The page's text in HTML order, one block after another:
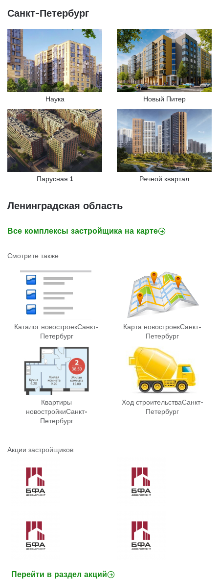
Санкт-Петербург
Наука Новый Питер
Парусная 1 Речной квартал
Ленинградская область
Все комплексы застройщика на карте
Смотрите также
Каталог новостроекСанкт-
Петербург
Карта новостроекСанкт-
Петербург
Квартиры
новостройкиСанкт-
Петербург
Ход строительстваСанкт-
Петербург
Акции застройщиков
Перейти в раздел акций